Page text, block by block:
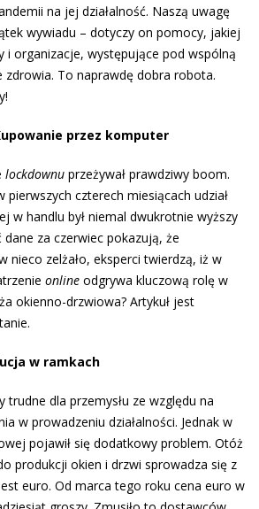
na jej działalność. Naszą uwagę
wywiadu – dotyczy on pomocy, jakiej
i organizacje, występujące pod wspólną
zdrowia. To naprawdę dobra robota.
przez komputer
lockdownu przeżywał prawdziwy boom.
pierwszych czterech miesiącach udział
w handlu był niemal dwukrotnie wyższy
za czerwiec pokazują, że
nieco zelżało, eksperci twierdzą, iż w
online odgrywa kluczową rolę w
okienno-drzwiowa? Artykuł jest
w ramkach
trudne dla przemysłu ze względu na
w prowadzeniu działalności. Jednak w
pojawił się dodatkowy problem. Otóż
produkcji okien i drzwi sprowadza się z
euro. Od marca tego roku cena euro w